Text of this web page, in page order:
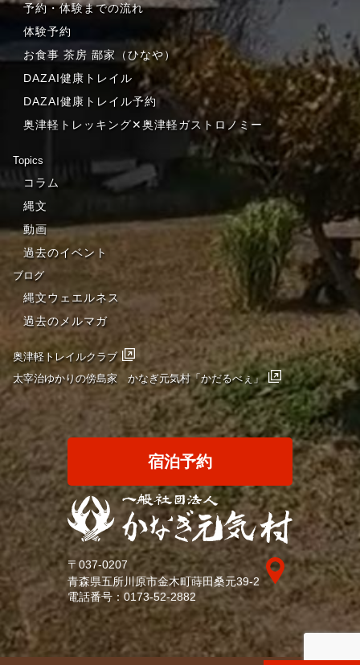
予約・体験までの流れ
体験予約
お食事 茶房 鄙家（ひなや）
DAZAI健康トレイル
DAZAI健康トレイル予約
奥津軽トレッキング✕奥津軽ガストロノミー
Topics
コラム
縄文
動画
過去のイベント
ブログ
縄文ウェエルネス
過去のメルマガ
奥津軽トレイルクラブ
太宰治ゆかりの傍島家 かなぎ元気村「かだるべぇ」
宿泊予約
〒037-0207
青森県五所川原市金木町蒔田桑元39-2
電話番号：0173-52-2882